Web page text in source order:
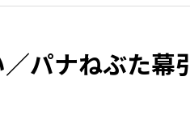
パナねぶた幕